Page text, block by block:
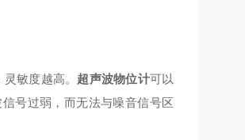
敏度越高。 超声波物位计可以
号过弱，而无法与噪音信号区